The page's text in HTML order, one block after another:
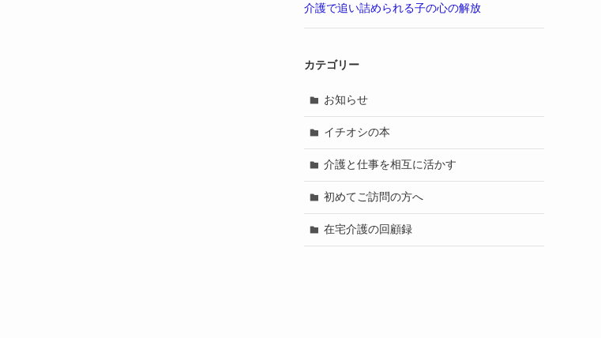
介護で追い詰められる子の心の解放
カテゴリー
お知らせ
イチオシの本
介護と仕事を相互に活かす
初めてご訪問の方へ
在宅介護の回顧録